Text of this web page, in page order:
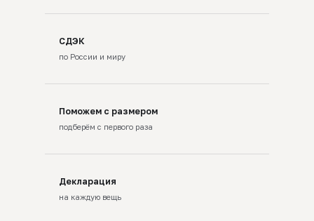
СДЭК
по России и миру
Поможем с размером
подберём с первого раза
Декларация
на каждую вещь